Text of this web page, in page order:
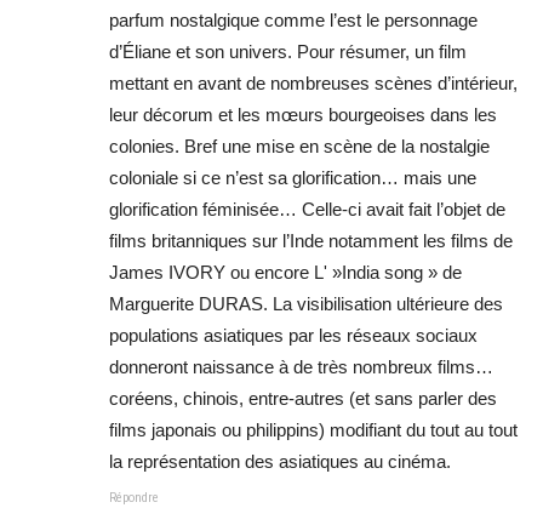
parfum nostalgique comme l’est le personnage
d’Éliane et son univers. Pour résumer, un film
mettant en avant de nombreuses scènes d’intérieur,
leur décorum et les mœurs bourgeoises dans les
colonies. Bref une mise en scène de la nostalgie
coloniale si ce n’est sa glorification… mais une
glorification féminisée… Celle-ci avait fait l’objet de
films britanniques sur l’Inde notamment les films de
James IVORY ou encore L' »India song » de
Marguerite DURAS. La visibilisation ultérieure des
populations asiatiques par les réseaux sociaux
donneront naissance à de très nombreux films…
coréens, chinois, entre-autres (et sans parler des
films japonais ou philippins) modifiant du tout au tout
la représentation des asiatiques au cinéma.
Répondre